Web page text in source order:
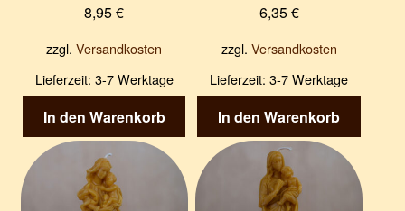
8,95€
zzgl.Versandkosten
Lieferzeit: 3-7 Werktage
In den Warenkorb
6,35€
zzgl. Versandkosten
Lieferzeit:3-7 Werktage
In den Warenkorb